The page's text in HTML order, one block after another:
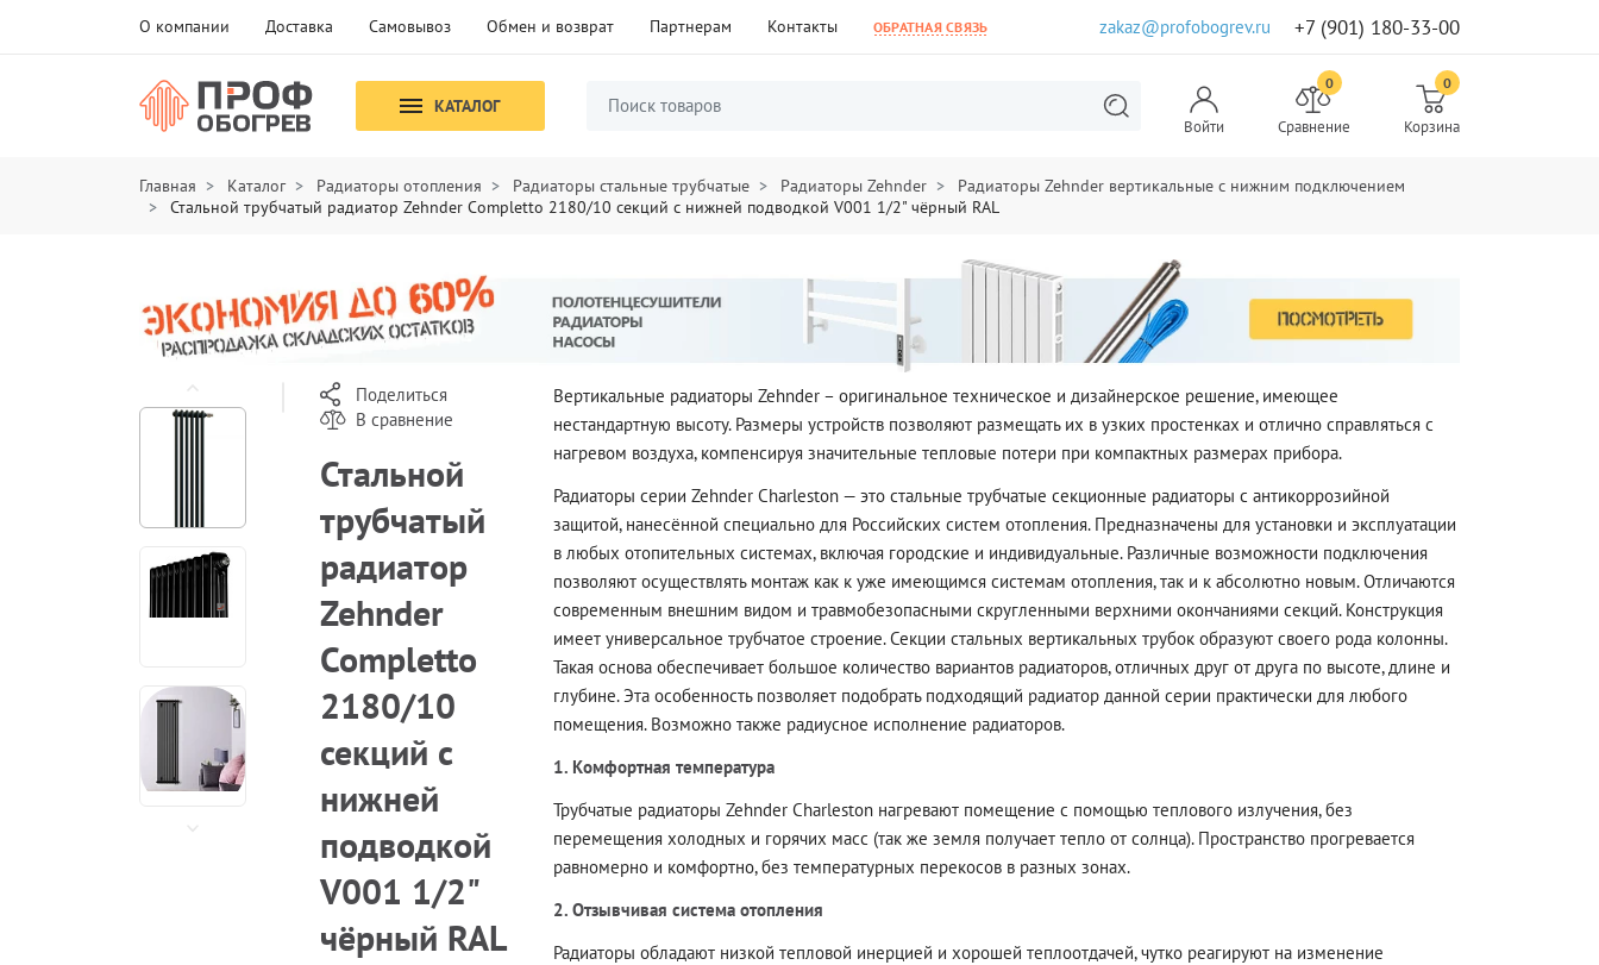
О компании Доставка Самовывоз Обмен и возврат Партнерам Контакты ОБРАТНАЯ СВЯЗЬ zakaz@profobogrev.ru +7 (901) 180-33-00
КАТАЛОГ
Войти
0
Сравнение
0
Корзина
Главная Каталог Радиаторы отопления Радиаторы стальные трубчатые Радиаторы Zehnder
Радиаторы Zehnder вертикальные с нижним подключением
Стальной трубчатый радиатор Zehnder Completto 2180/10 секций с нижней подводкой V001 1/2" чёрный RAL
Поделиться
В сравнение
Стальной
трубчатый
радиатор
Zehnder
Completto
2180/10
секций с
нижней
подводкой
V001 1/2"
чёрный RAL
Вертикальные радиаторы Zehnder – оригинальное техническое и дизайнерское решение, имеющее
нестандартную высоту. Размеры устройств позволяют размещать их в узких простенках и отлично справляться с
нагревом воздуха, компенсируя значительные тепловые потери при компактных размерах прибора.
Радиаторы серии Zehnder Charleston — это стальные трубчатые секционные радиаторы с антикоррозийной
защитой, нанесённой специально для Российских систем отопления. Предназначены для установки и эксплуатации
в любых отопительных системах, включая городские и индивидуальные. Различные возможности подключения
позволяют осуществлять монтаж как к уже имеющимся системам отопления, так и к абсолютно новым. Отличаются
современным внешним видом и травмобезопасными скругленными верхними окончаниями секций. Конструкция
имеет универсальное трубчатое строение. Секции стальных вертикальных трубок образуют своего рода колонны.
Такая основа обеспечивает большое количество вариантов радиаторов, отличных друг от друга по высоте, длине и
глубине. Эта особенность позволяет подобрать подходящий радиатор данной серии практически для любого
помещения. Возможно также радиусное исполнение радиаторов.
1. Комфортная температура
Трубчатые радиаторы Zehnder Charleston нагревают помещение с помощью теплового излучения, без
перемещения холодных и горячих масс (так же земля получает тепло от солнца). Пространство прогревается
равномерно и комфортно, без температурных перекосов в разных зонах.
2. Отзывчивая система отопления
Радиаторы обладают низкой тепловой инерцией и хорошей теплоотдачей, чутко реагируют на изменение